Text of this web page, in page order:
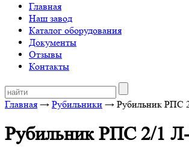
Главная
Наш завод
Каталог оборудования
Документы
Отзывы
Контакты
Главная → Рубильники → Рубильник РПС
Рубильник РПС 2/1